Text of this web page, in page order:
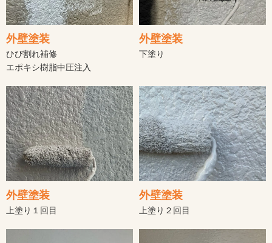
外壁塗装
ひび割れ補修
エポキシ樹脂中圧注入
外壁塗装
下塗り
外壁塗装
上塗り１回目
外壁塗装
上塗り２回目